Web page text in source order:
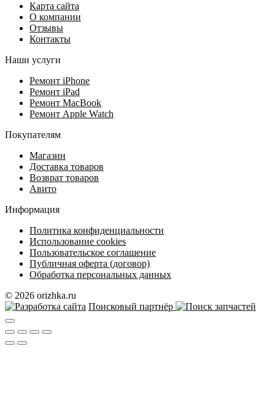
Карта сайта
О компании
Отзывы
Контакты
Наши услуги
Ремонт iPhone
Ремонт iPad
Ремонт MacBook
Ремонт Apple Watch
Покупателям
Магазин
Доставка товаров
Возврат товаров
Авито
Информация
Политика конфиденциальности
Использование cookies
Пользовательское соглашение
Публичная оферта (договор)
Обработка персональных данных
© 2026 orizhka.ru
Поисковый партнёр